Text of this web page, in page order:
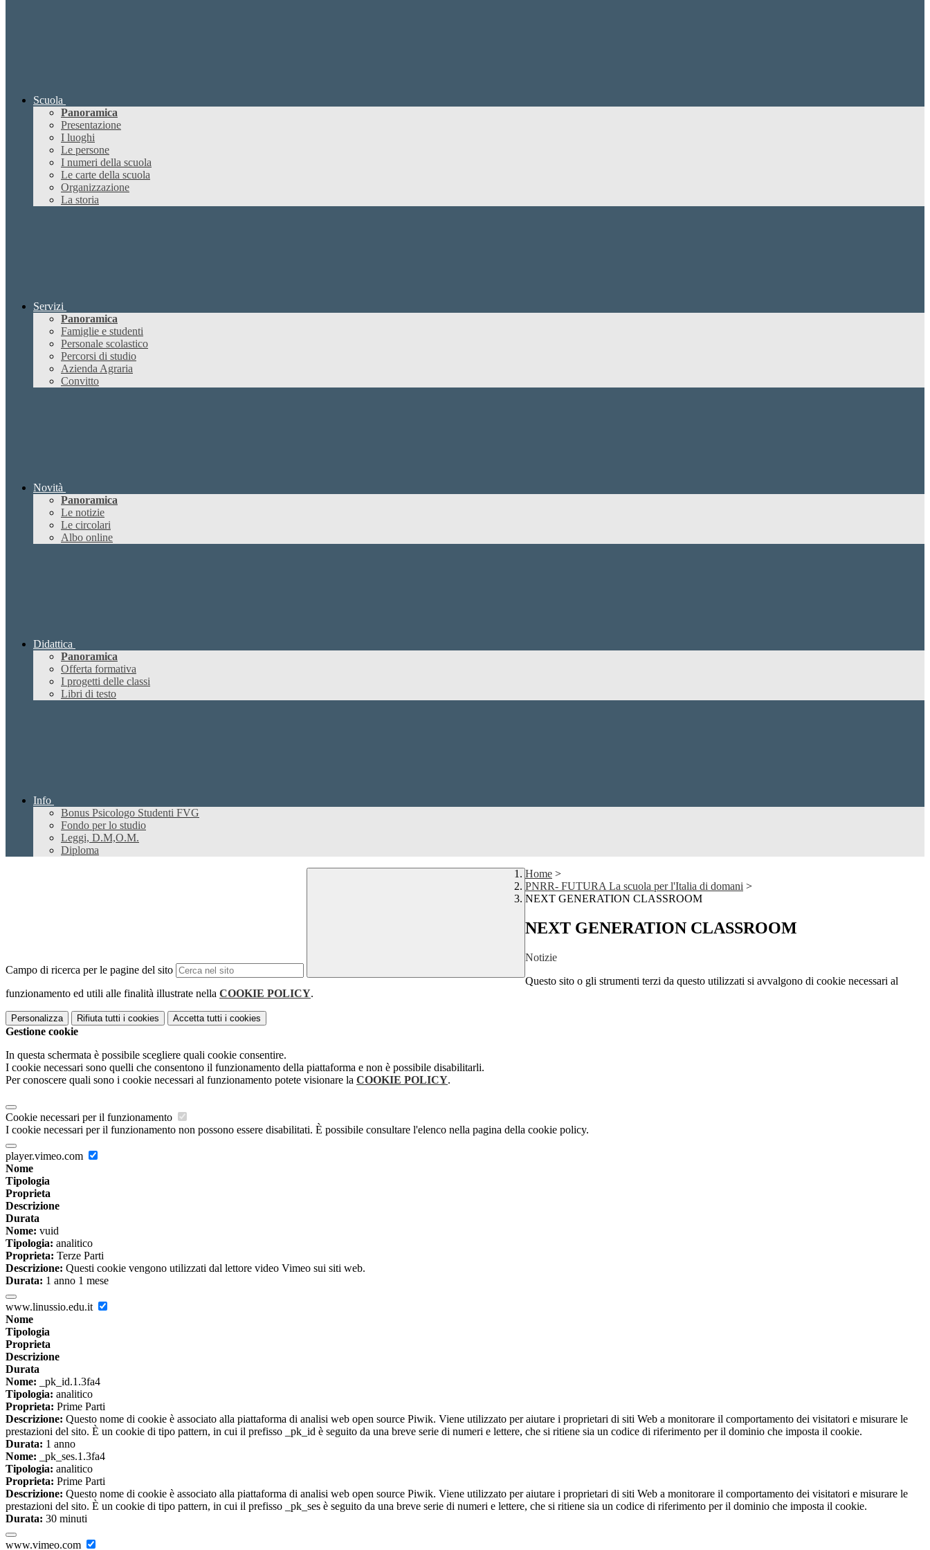
Scuola
Panoramica
Presentazione
I luoghi
Le persone
I numeri della scuola
Le carte della scuola
Organizzazione
La storia
Servizi
Panoramica
Famiglie e studenti
Personale scolastico
Percorsi di studio
Azienda Agraria
Convitto
Novità
Panoramica
Le notizie
Le circolari
Albo online
Didattica
Panoramica
Offerta formativa
I progetti delle classi
Libri di testo
Info
Bonus Psicologo Studenti FVG
Fondo per lo studio
Leggi, D.M,O.M.
Diploma
Campo di ricerca per le pagine del sito
Home >
PNRR- FUTURA La scuola per l'Italia di domani >
NEXT GENERATION CLASSROOM
NEXT GENERATION CLASSROOM
Notizie
Questo sito o gli strumenti terzi da questo utilizzati si avvalgono di cookie necessari al
funzionamento ed utili alle finalità illustrate nella COOKIE POLICY.
Personalizza Rifiuta tutti i cookies Accetta tutti i cookies
Gestione cookie
In questa schermata è possibile scegliere quali cookie consentire.
I cookie necessari sono quelli che consentono il funzionamento della piattaforma e non è possibile disabilitarli.
Per conoscere quali sono i cookie necessari al funzionamento potete visionare la COOKIE POLICY.
Cookie necessari per il funzionamento
I cookie necessari per il funzionamento non possono essere disabilitati. È possibile consultare l'elenco nella pagina della cookie policy.
player.vimeo.com
Nome
Tipologia
Proprieta
Descrizione
Durata
Nome: vuid
Tipologia: analitico
Proprieta: Terze Parti
Descrizione: Questi cookie vengono utilizzati dal lettore video Vimeo sui siti web.
Durata: 1 anno 1 mese
www.linussio.edu.it
Nome
Tipologia
Proprieta
Descrizione
Durata
Nome: _pk_id.1.3fa4
Tipologia: analitico
Proprieta: Prime Parti
Descrizione: Questo nome di cookie è associato alla piattaforma di analisi web open source Piwik. Viene utilizzato per aiutare i proprietari di siti Web a monitorare il comportamento dei visitatori e misurare le
prestazioni del sito. È un cookie di tipo pattern, in cui il prefisso _pk_id è seguito da una breve serie di numeri e lettere, che si ritiene sia un codice di riferimento per il dominio che imposta il cookie.
Durata: 1 anno
Nome: _pk_ses.1.3fa4
Tipologia: analitico
Proprieta: Prime Parti
Descrizione: Questo nome di cookie è associato alla piattaforma di analisi web open source Piwik. Viene utilizzato per aiutare i proprietari di siti Web a monitorare il comportamento dei visitatori e misurare le
prestazioni del sito. È un cookie di tipo pattern, in cui il prefisso _pk_ses è seguito da una breve serie di numeri e lettere, che si ritiene sia un codice di riferimento per il dominio che imposta il cookie.
Durata: 30 minuti
www.vimeo.com